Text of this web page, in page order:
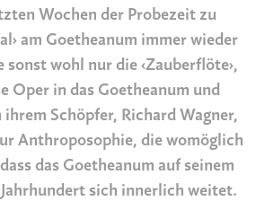
Wochen der Probezeit zu
am Goetheanum immer wieder
wohl nur die ‹Zauberflöte›,
Oper in das Goetheanum und
Schöpfer, Richard Wagner,
Anthroposophie, die womöglich
das Goetheanum auf seinem
sich innerlich weitet.